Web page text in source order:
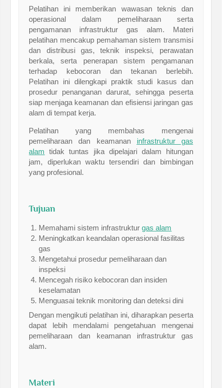
Pelatihan ini memberikan wawasan teknis dan
operasional dalam pemeliharaan serta
pengamanan infrastruktur gas alam. Materi
pelatihan mencakup pemahaman sistem transmisi
dan distribusi gas, teknik inspeksi, perawatan
berkala, serta penerapan sistem pengamanan
terhadap kebocoran dan tekanan berlebih.
Pelatihan ini dilengkapi praktik studi kasus dan
prosedur penanganan darurat, sehingga peserta
siap menjaga keamanan dan efisiensi jaringan gas
alam di tempat kerja.
Pelatihan yang membahas mengenai
pemeliharaan dan keamanan infrastruktur gas
alam tidak tuntas jika dipelajari dalam hitungan
jam, diperlukan waktu tersendiri dan bimbingan
yang profesional.
Tujuan
Memahami sistem infrastrukturgas alam
Meningkatkan keandalan operasional fasilitas
gas
Mengetahui prosedur pemeliharaan dan
inspeksi
Mencegah risiko kebocoran dan insiden
keselamatan
Menguasai teknik monitoring dan deteksi dini
Dengan mengikuti pelatihan ini, diharapkan peserta
dapat lebih mendalami pengetahuan mengenai
pemeliharaan dan keamanan infrastruktur gas
alam.
Materi